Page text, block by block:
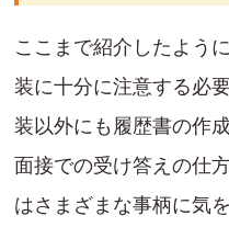
ここまで紹介したよう
装に十分に注意する必
装以外にも履歴書の作
面接での受け答えの仕
はさまざまな事柄に気